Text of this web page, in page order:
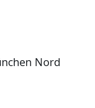
Nord